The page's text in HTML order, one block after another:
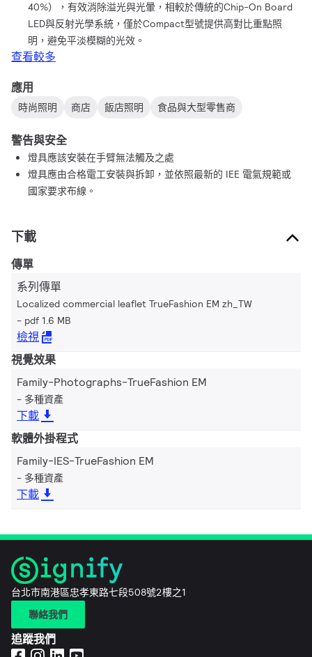
40%），有效消除溢光與光暈，相較於傳統的Chip-On Board
LED與反射光學系統，僅於Compact型號提供高對比重點照
明，避免平淡模糊的光效。
查看較多
應用
時尚照明 商店 飯店照明 食品與大型零售商
警告與安全
燈具應該安裝在手臂無法觸及之處
燈具應由合格電工安裝與拆卸，並依照最新的 IEE 電氣規範或
國家要求布線。
下載
傳單
系列傳單
Localized commercial leaflet TrueFashion EM zh_TW
pdf 1.6 MB
檢視
視覺效果
Family-Photographs-TrueFashion EM
多種資產
下載
軟體外掛程式
Family-IES-TrueFashion EM
多種資產
下載
台北市南港區忠孝東路七段508號2樓之1
聯絡我們
追蹤我們